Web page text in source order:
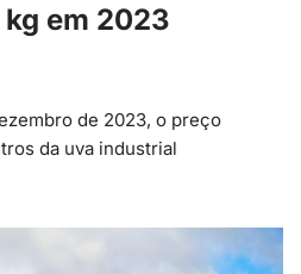
kg em 2023
de 2023, o preço
da uva industrial